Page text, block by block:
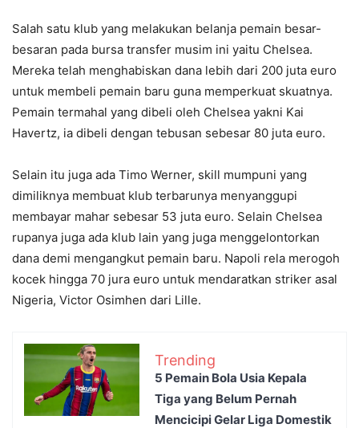
Salah satu klub yang melakukan belanja pemain besar-
besaran pada bursa transfer musim ini yaitu Chelsea.
Mereka telah menghabiskan dana lebih dari 200 juta euro
untuk membeli pemain baru guna memperkuat skuatnya.
Pemain termahal yang dibeli oleh Chelsea yakni Kai
Havertz, ia dibeli dengan tebusan sebesar 80 juta euro.
Selain itu juga ada Timo Werner, skill mumpuni yang
dimiliknya membuat klub terbarunya menyanggupi
membayar mahar sebesar 53 juta euro. Selain Chelsea
rupanya juga ada klub lain yang juga menggelontorkan
dana demi mengangkut pemain baru. Napoli rela merogoh
kocek hingga 70 jura euro untuk mendaratkan striker asal
Nigeria, Victor Osimhen dari Lille.
Trending
5 Pemain Bola Usia Kepala
Tiga yang Belum Pernah
Mencicipi Gelar Liga Domestik